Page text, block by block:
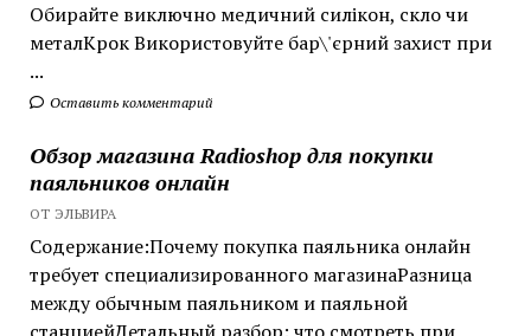
Обирайте виключно медичний силікон, скло чи
металКрок Використовуйте бар\'єрний захист при
...
Оставить комментарий
Обзор магазина Radioshop для покупки
паяльников онлайн
ОТ ЭЛЬВИРА
Содержание:Почему покупка паяльника онлайн
требует специализированного магазинаРазница
между обычным паяльником и паяльной